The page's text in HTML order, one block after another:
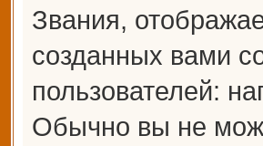
Звания,
созданных вами
пользователей:
Обычно вы не